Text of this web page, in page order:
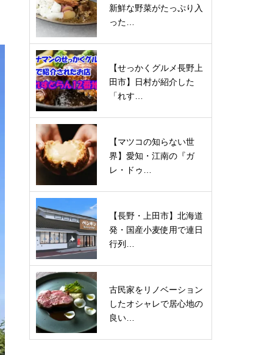
新鮮な野菜がたっぷり入
った…
【せっかくグルメ長野上
田市】日村が紹介した
「れす…
【マツコの知らない世
界】愛知・江南の『ガ
レ・ドゥ…
【長野・上田市】北海道
発・国産小麦使用で連日
行列…
古民家をリノベーション
したオシャレで居心地の
良い…